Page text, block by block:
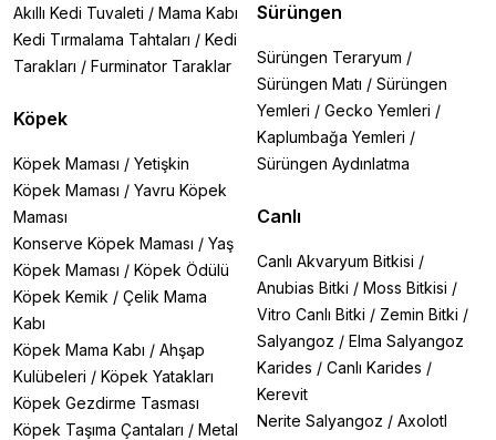
Akıllı Kedi Tuvaleti / Mama Kabı
Kedi Tırmalama Tahtaları / Kedi
Tarakları / Furminator Taraklar
Köpek
Köpek Maması / Yetişkin
Köpek Maması / Yavru Köpek
Maması
Konserve Köpek Maması / Yaş
Köpek Maması / Köpek Ödülü
Köpek Kemik / Çelik Mama
Kabı
Köpek Mama Kabı / Ahşap
Kulübeleri / Köpek Yatakları
Köpek Gezdirme Tasması
Köpek Taşıma Çantaları / Metal
Sürüngen
Sürüngen Teraryum /
Sürüngen Matı / Sürüngen
Yemleri / Gecko Yemleri /
Kaplumbağa Yemleri /
Sürüngen Aydınlatma
Canlı
Canlı Akvaryum Bitkisi /
Anubias Bitki / Moss Bitkisi /
Vitro Canlı Bitki / Zemin Bitki /
Salyangoz / Elma Salyangoz
Karides / Canlı Karides /
Kerevit
Nerite Salyangoz / Axolotl